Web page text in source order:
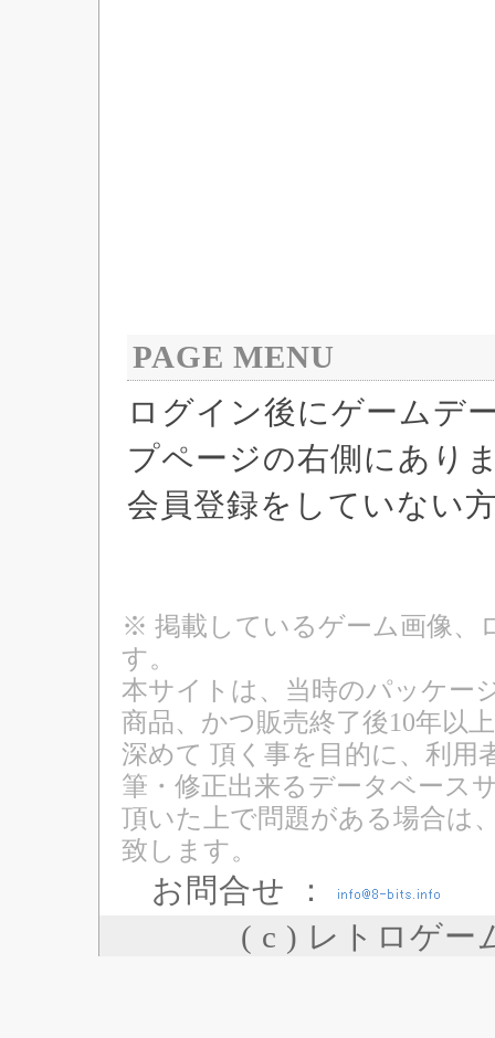
PAGE MENU
ログイン後にゲームデ
プページの右側にあり
会員登録をしていない
※ 掲載しているゲーム画像、
す。
本サイトは、当時のパッケー
商品、かつ販売終了後10年以
深めて 頂く事を目的に、利用
筆・修正出来るデータベース
頂いた上で問題がある場合は
致します。
お問合せ ：
( c ) レトロゲー